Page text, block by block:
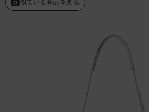
似ている商品を見る